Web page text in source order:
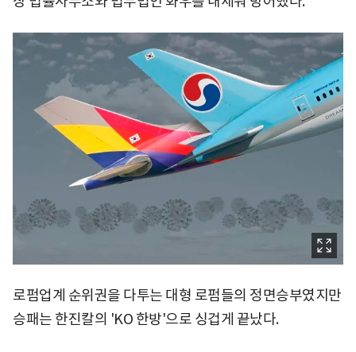
로펌업계 순위권을 다투는 대형 로펌들의 정면승부였지만
승패는 한진칼의 'KO 한방'으로 싱겁게 끝났다.